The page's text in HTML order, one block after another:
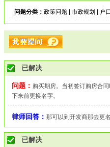
问题分类： 政策问题 市政规划 户
已解决
问题： 购买期房。当初签订购房合
下来前更换名字。
律师回答： 那可以到开发商那去更
已解决